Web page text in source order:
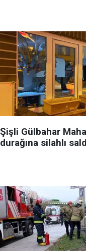
Şişli Gülbahar
durağına silahlı